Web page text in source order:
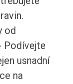
od
Podívejte
usnadní
na